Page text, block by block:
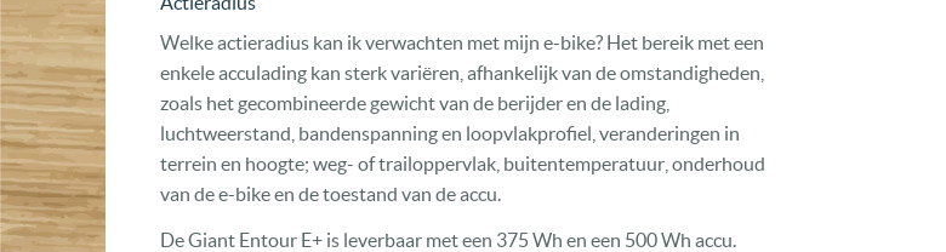
Welke actieradius kan ik verwachten met mijn e-bike? Het bereik met een
enkele acculading kan sterk variëren, afhankelijk van de omstandigheden,
zoals het gecombineerde gewicht van de berijder en de lading,
luchtweerstand, bandenspanning en loopvlakprofiel, veranderingen in
terrein en hoogte; weg- of trailoppervlak, buitentemperatuur, onderhoud
van de e-bike en de toestand van de accu.
De Giant Entour E+ is leverbaar met een 375 Wh en een 500 Wh accu.